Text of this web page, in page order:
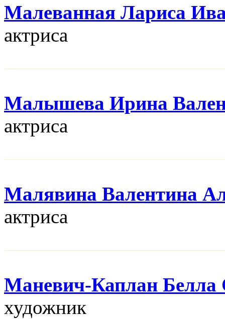
Малеванная Лариса
актриса
Малышева Ирина
актриса
Малявина Валентина
актриса
Маневич-Каплан Белла
художник